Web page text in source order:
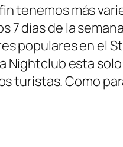
tenemos más
7 días de la
populares en el
Nightclub esta solo
turistas. Como